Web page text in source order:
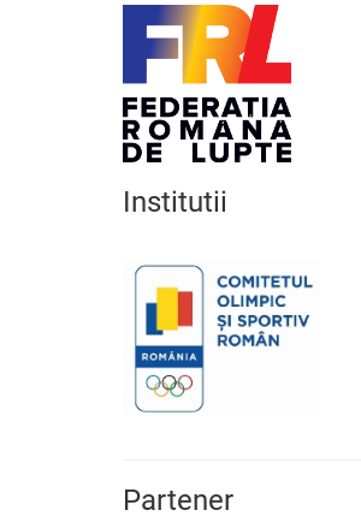
Institutii
Partener